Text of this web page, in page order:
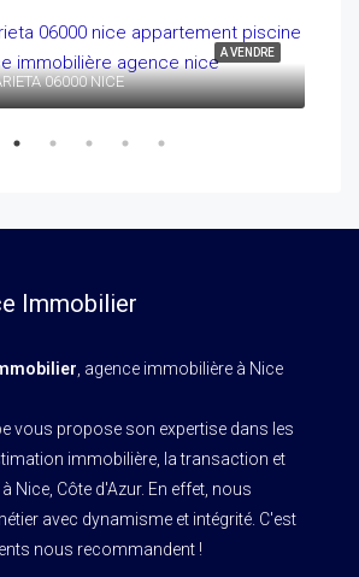
A VENDRE
06000 NICE
Immobilier
, agence immobilière à Nice
vous propose son expertise dans les
immobilière, la transaction et
Nice, Côte d'Azur. En effet, nous
avec dynamisme et intégrité. C'est
nous recommandent !